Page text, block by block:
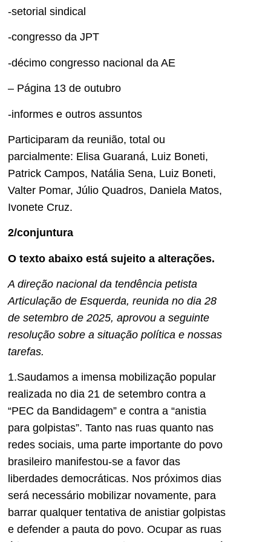
-setorial sindical
-congresso da JPT
-décimo congresso nacional da AE
– Página 13 de outubro
-informes e outros assuntos
Participaram da reunião, total ou
parcialmente: Elisa Guaraná, Luiz Boneti,
Patrick Campos, Natália Sena, Luiz Boneti,
Valter Pomar, Júlio Quadros, Daniela Matos,
Ivonete Cruz.
2/conjuntura
O texto abaixo está sujeito a alterações.
A direção nacional da tendência petista
Articulação de Esquerda, reunida no dia 28
de setembro de 2025, aprovou a seguinte
resolução sobre a situação política e nossas
tarefas.
1.Saudamos a imensa mobilização popular
realizada no dia 21 de setembro contra a
“PEC da Bandidagem” e contra a “anistia
para golpistas”. Tanto nas ruas quanto nas
redes sociais, uma parte importante do povo
brasileiro manifestou-se a favor das
liberdades democráticas. Nos próximos dias
será necessário mobilizar novamente, para
barrar qualquer tentativa de anistiar golpistas
e defender a pauta do povo. Ocupar as ruas